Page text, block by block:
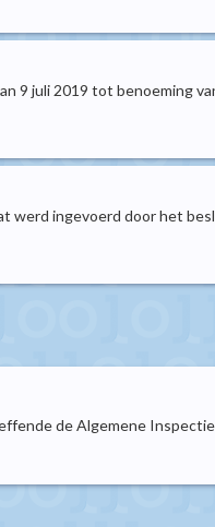
9 juli 2019 tot benoeming
werd ingevoerd door het
de Algemene